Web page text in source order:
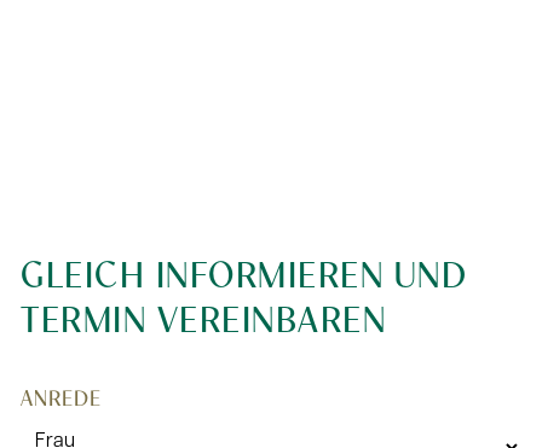
GLEICH INFORMIEREN UND
TERMIN VEREINBAREN
"* " indicates required fields
ANREDE